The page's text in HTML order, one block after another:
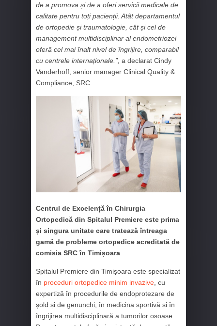
de a promova și de a oferi servicii medicale de
calitate pentru toți pacienții. Atât departamentul
de ortopedie și traumatologie, cât și cel de
management multidisciplinar al endometriozei
oferă cel mai înalt nivel de îngrijire, comparabil
cu centrele internaționale.”, a declarat Cindy
Vanderhoff, senior manager Clinical Quality &
Compliance, SRC.
Centrul de Excelență în Chirurgia
Ortopedică din Spitalul Premiere este prima
și singura unitate care tratează întreaga
gamă de probleme ortopedice acreditată de
comisia SRC în Timișoara
Spitalul Premiere din Timișoara este specializat
în proceduri ortopedice minim invazive, cu
expertiză în procedurile de endoprotezare de
șold și de genunchi, în medicina sportivă și în
îngrijirea multidisciplinară a tumorilor osoase.